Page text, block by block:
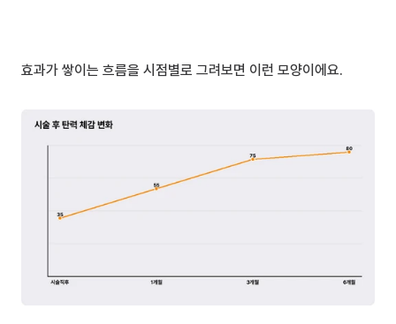
효과가 쌓이는 흐름을 시점별로 그려보면 이런 모양이에요.